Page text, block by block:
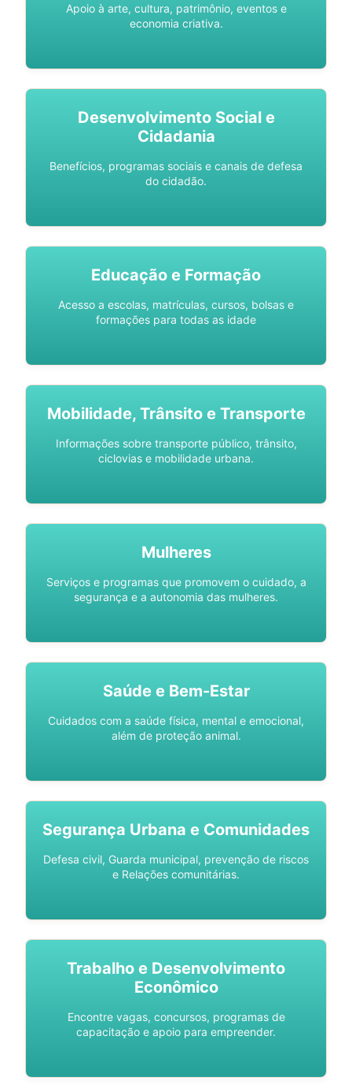
Apoio à arte, cultura, patrimônio, eventos e
economia criativa.
Desenvolvimento Social e
Cidadania
Benefícios, programas sociais e canais de defesa
do cidadão.
Educação e Formação
Acesso a escolas, matrículas, cursos, bolsas e
formações para todas as idade
Mobilidade, Trânsito e Transporte
Informações sobre transporte público, trânsito,
ciclovias e mobilidade urbana.
Mulheres
Serviços e programas que promovem o cuidado, a
segurança e a autonomia das mulheres.
Saúde e Bem-Estar
Cuidados com a saúde física, mental e emocional,
além de proteção animal.
Segurança Urbana e Comunidades
Defesa civil, Guarda municipal, prevenção de riscos
e Relações comunitárias.
Trabalho e Desenvolvimento
Econômico
Encontre vagas, concursos, programas de
capacitação e apoio para empreender.